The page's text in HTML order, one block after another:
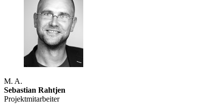
M. A.
Sebastian Rahtjen
Projektmitarbeiter